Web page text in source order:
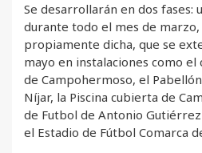
Se desarrollarán en dos fases:
durante todo el mes de
propiamente dicha, que se
mayo en instalaciones como
de Campohermoso, el
Níjar, la Piscina cubierta de
de Futbol de Antonio
el Estadio de Fútbol Comarca